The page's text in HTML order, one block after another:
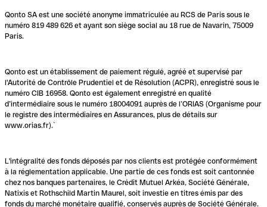
Qonto SA est une société anonyme immatriculée au RCS de Paris sous le
numéro 819 489 626 et ayant son siège social au 18 rue de Navarin, 75009
Paris.
Qonto est un établissement de paiement régulé, agréé et supervisé par
l'Autorité de Contrôle Prudentiel et de Résolution (ACPR), enregistré sous le
numéro CIB 16958. Qonto est également enregistré en qualité
d’intermédiaire sous le numéro 18004091 auprès de l’ORIAS (Organisme pour
le registre des intermédiaires en Assurances, plus de détails sur
www.orias.fr).`
L'intégralité des fonds déposés par nos clients est protégée conformément
à la réglementation applicable. Une partie de ces fonds est soit cantonnée
chez nos banques partenaires, le Crédit Mutuel Arkéa, Société Générale,
Natixis et Rothschild Martin Maurel, soit investie en titres émis par des
fonds du marché monétaire qualifié, conservés auprès de Société Générale.